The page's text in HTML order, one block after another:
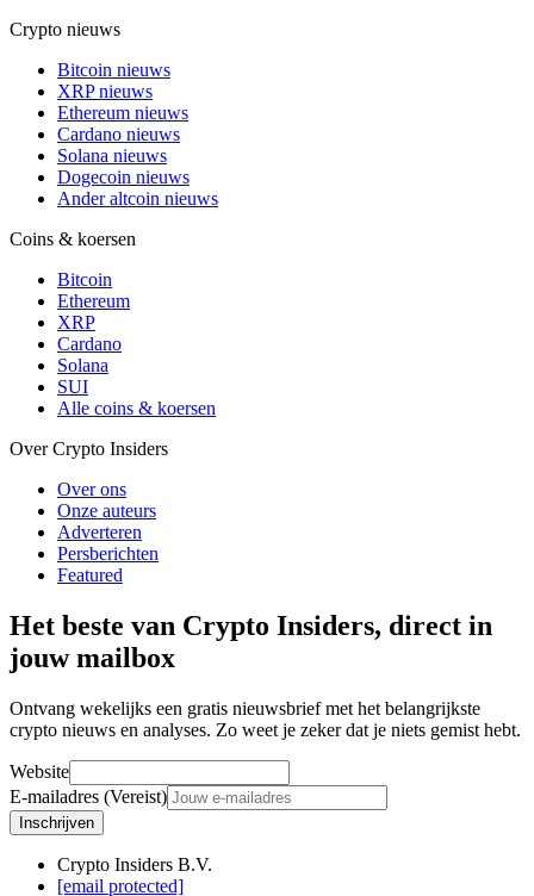
Crypto nieuws
Bitcoin nieuws
XRP nieuws
Ethereum nieuws
Cardano nieuws
Solana nieuws
Dogecoin nieuws
Ander altcoin nieuws
Coins & koersen
Bitcoin
Ethereum
XRP
Cardano
Solana
SUI
Alle coins & koersen
Over Crypto Insiders
Over ons
Onze auteurs
Adverteren
Persberichten
Featured
Het beste van Crypto Insiders, direct in
jouw mailbox
Ontvang wekelijks een gratis nieuwsbrief met het belangrijkste
crypto nieuws en analyses. Zo weet je zeker dat je niets gemist hebt.
Website
E-mailadres (Vereist)
Inschrijven
Crypto Insiders B.V.
[email protected]